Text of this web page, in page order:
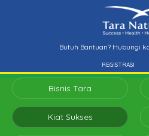
Butuh Bantuan? Hubungi
REGISTRASI
Bisnis Tara
Kiat Sukses